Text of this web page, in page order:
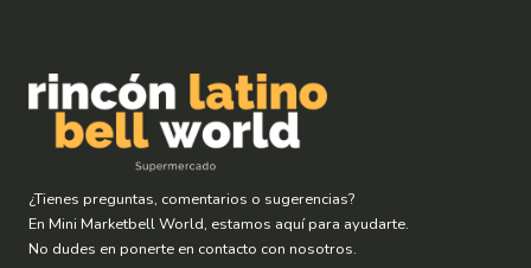
¿Tienes preguntas, comentarios o sugerencias?
En Mini Marketbell World, estamos aquí para ayudarte.
No dudes en ponerte en contacto con nosotros.